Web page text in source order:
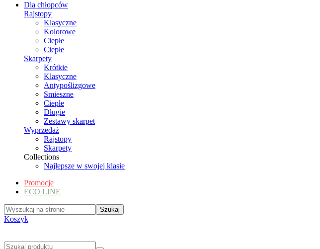
Dla chłopców
Rajstopy
Klasyczne
Kolorowe
Ciepłe
Ciepłe
Skarpety
Krótkie
Klasyczne
Antypoślizgowe
Smieszne
Ciepłe
Długie
Zestawy skarpet
Wyprzedaż
Rajstopy
Skarpety
Collections
Najlepsze w swojej klasie
Promocje
ECO LINE
Koszyk